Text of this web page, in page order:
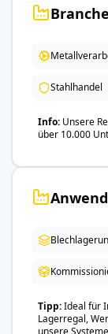
Stahlhandel
Info Unsere
über 10.000
Tipp Ideal für
Lagerregal,
unsere